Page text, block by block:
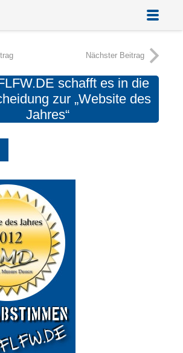
Nächster Beitrag
schafft es in die
zur „Website des
Jahres“